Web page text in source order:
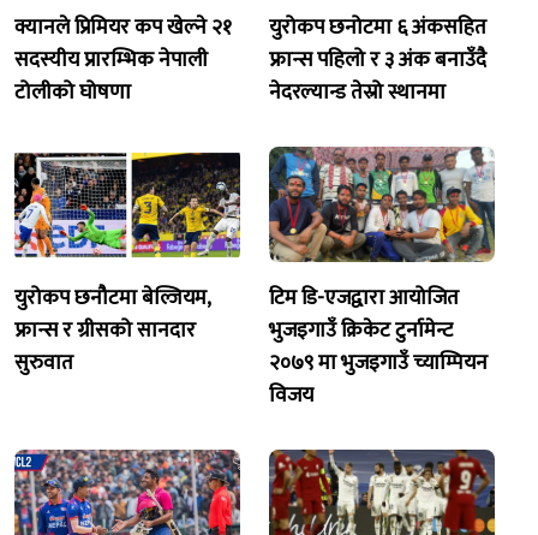
क्यानले प्रिमियर कप खेल्ने २१
सदस्यीय प्रारम्भिक नेपाली
टोलीको घोषणा
युरोकप छनोटमा ६ अंकसहित
फ्रान्स पहिलो र ३ अंक बनाउँदै
नेदरल्यान्ड तेस्रो स्थानमा
युरोकप छनौटमा बेल्जियम,
फ्रान्स र ग्रीसको सानदार
सुरुवात
टिम डि-एजद्वारा आयोजित
भुजइगाउँ क्रिकेट टुर्नामेन्ट
२०७९ मा भुजइगाउँ च्याम्पियन
विजय